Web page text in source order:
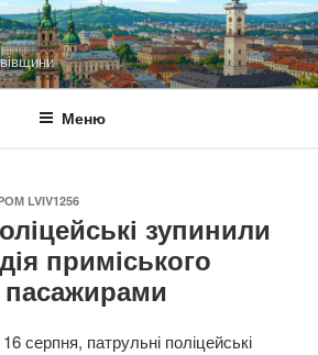
Меню
LVIV1256
зупинили
приміського
пасажирами
серпня, патрульні поліцейські